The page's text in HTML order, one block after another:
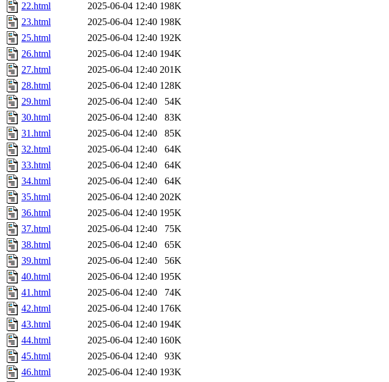
22.html
2025-06-04 12:40 198K
23.html
2025-06-04 12:40 198K
25.html
2025-06-04 12:40 192K
26.html
2025-06-04 12:40 194K
27.html
2025-06-04 12:40 201K
28.html
2025-06-04 12:40 128K
29.html
2025-06-04 12:40
54K
30.html
2025-06-04 12:40
83K
31.html
2025-06-04 12:40
85K
32.html
2025-06-04 12:40
64K
33.html
2025-06-04 12:40
64K
34.html
2025-06-04 12:40
64K
35.html
2025-06-04 12:40 202K
36.html
2025-06-04 12:40 195K
37.html
2025-06-04 12:40
75K
38.html
2025-06-04 12:40
65K
39.html
2025-06-04 12:40
56K
40.html
2025-06-04 12:40 195K
41.html
2025-06-04 12:40
74K
42.html
2025-06-04 12:40 176K
43.html
2025-06-04 12:40 194K
44.html
2025-06-04 12:40 160K
45.html
2025-06-04 12:40
93K
46.html
2025-06-04 12:40 193K